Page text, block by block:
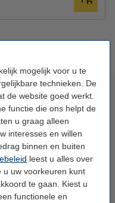
mogelijk voor u te
technieken. De
de website goed werkt.
functie die ons helpt de
u graag alleen
interesses en willen
binnen en buiten
leest u alles over
u uw voorkeuren kunt
te gaan. Kiest u
functionele en
123led LED lamp E14 | Kogel
G35 | Mat | 2.2W (25W) | 3 stuks